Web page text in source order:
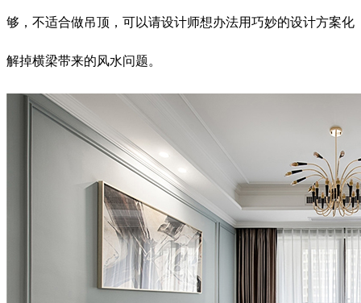
够，不适合做吊顶，可以请设计师想办法用巧妙的设计方案化
解掉横梁带来的风水问题。